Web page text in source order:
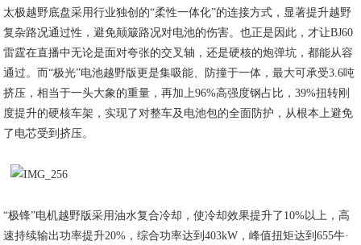
太极越野底盘采用行业独创的“柔性一体化”的连接方式，显著提升越野
复杂路况通过性，避免颠簸路况对电池的伤害。也正是因此，才让BJ60
雷霆在直播中无论是面对夸张的交叉轴，还是硬核的炮弹坑，都能从容
通过。而“极光”电池越野版更是集吸能、防撞于一体，最大可承受3.6吨
挤压，相当于一头大象的重量，再加上96%高强度钢占比，39%扭转刚
度提升的硬核车架，实现了对整车及电池包的全面防护，从根本上避免
了电芯受到挤压。
“极锋”电机越野版采用油水复合冷却，使冷却效果提升了10%以上，高
速持续输出功率提升20%，综合功率达到403kW，峰值扭矩达到655牛·